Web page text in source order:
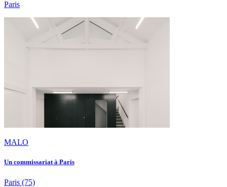
Paris
MALO
Un commissariat à Paris
Paris (75)